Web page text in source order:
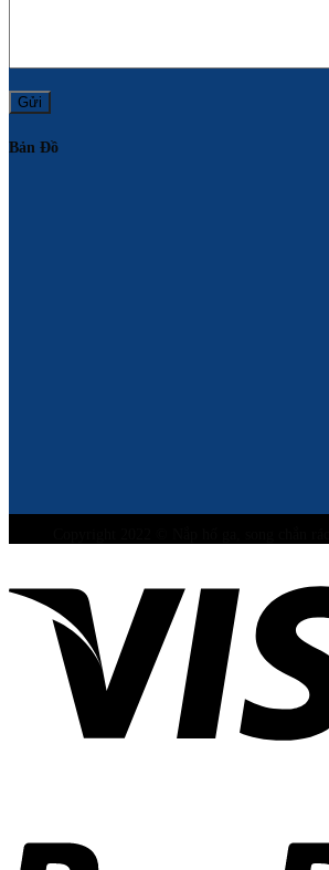
Bản Đồ